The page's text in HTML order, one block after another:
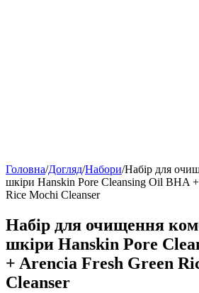
Головна/Догляд/Набори/Набір для
шкіри Hanskin Pore Cleansing Oil BHA
Rice Mochi Cleanser
Набір для очищення
шкіри Hanskin Pore
+ Arencia Fresh Green
Cleanser